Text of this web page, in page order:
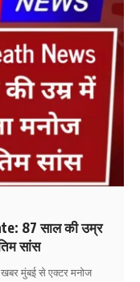
87 साल की उम्र
सांस
मुंबई से एक्टर मनोज